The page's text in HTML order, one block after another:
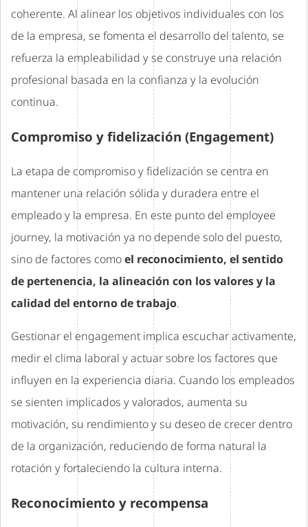
coherente. Al alinear los objetivos individuales con los
de la empresa, se fomenta el desarrollo del talento, se
refuerza la empleabilidad y se construye una relación
profesional basada en la confianza y la evolución
continua.
Compromiso y fidelización (Engagement)
La etapa de compromiso y fidelización se centra en
mantener una relación sólida y duradera entre el
empleado y la empresa. En este punto del employee
journey, la motivación ya no depende solo del puesto,
sino de factores comoel reconocimiento, el sentido
de pertenencia, la alineación con los valores y la
calidad del entorno de trabajo.
Gestionar el engagement implica escuchar activamente,
medir el clima laboral y actuar sobre los factores que
influyen en la experiencia diaria. Cuando los empleados
se sienten implicados y valorados, aumenta su
motivación, su rendimiento y su deseo de crecer dentro
de la organización, reduciendo de forma natural la
rotación y fortaleciendo la cultura interna.
Reconocimiento y recompensa